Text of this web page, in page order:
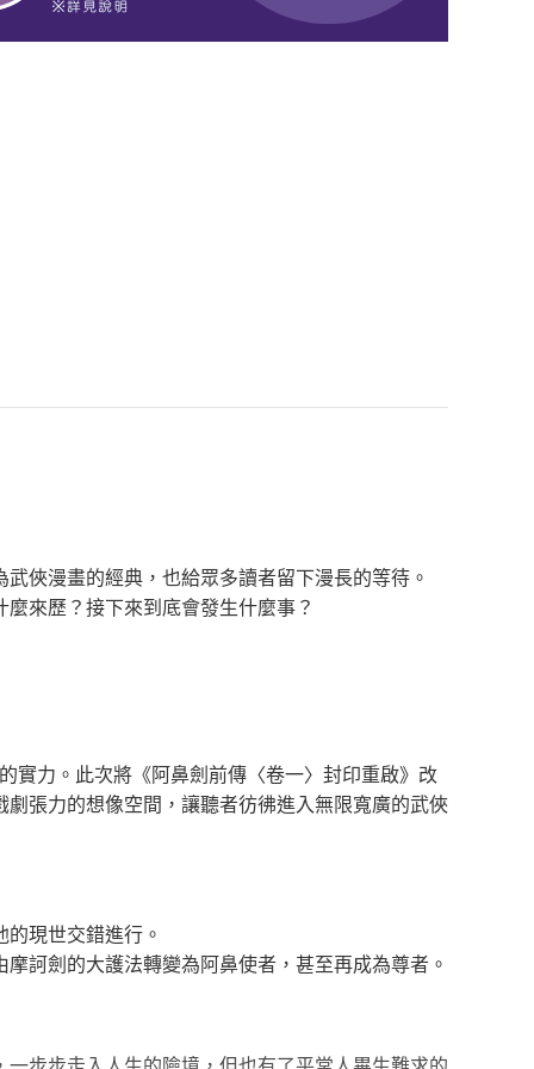
漫畫的經典，也給眾多讀者留下漫長的等待。
來歷？接下來到底會發生什麼事？
力。此次將《阿鼻劍前傳〈卷一〉封印重啟》改
張力的想像空間，讓聽者彷彿進入無限寬廣的武俠
現世交錯進行。
劍的大護法轉變為阿鼻使者，甚至再成為尊者。